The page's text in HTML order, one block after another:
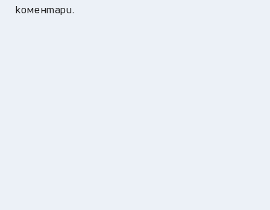
коментари.